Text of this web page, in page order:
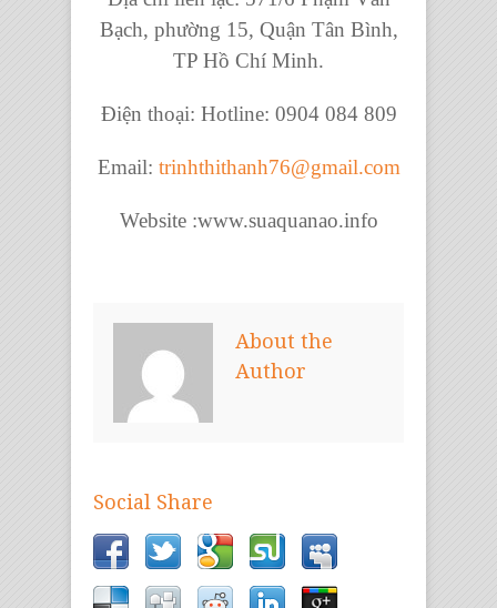
Bạch, phường 15, Quận Tân Bình,
TP Hồ Chí Minh.
Điện thoại: Hotline: 0904 084 809
Email: trinhthithanh76@gmail.com
Website :www.suaquanao.info
About the
Author
Social Share